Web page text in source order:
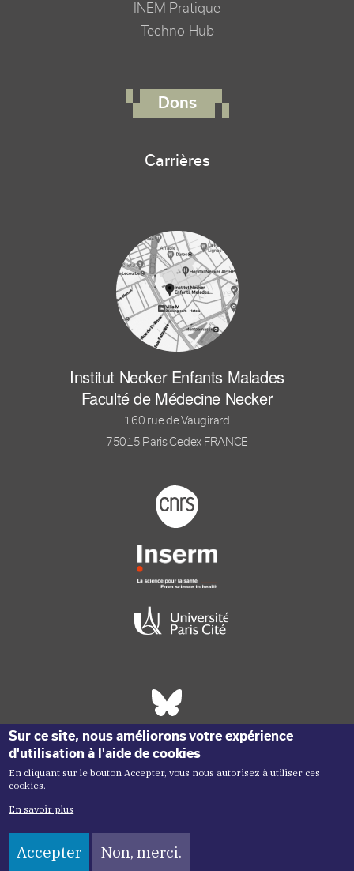
INEM Pratique
Techno-Hub
Dons
Carrières
Institut Necker Enfants Malades
Faculté de Médecine Necker
160 rue de Vaugirard
75015 Paris Cedex FRANCE
Footer logo tutelles
Réseaux sociaux footer
Copyright ©2026 Inem -Copyright menu
Mentions légales
Sur ce site, nous améliorons votre expérience
d'utilisation à l'aide de cookies
En cliquant sur le bouton Accepter, vous nous autorisez à utiliser ces
cookies.
En savoir plus
Accepter Non, merci.